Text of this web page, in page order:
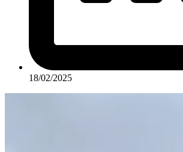
18/02/2025